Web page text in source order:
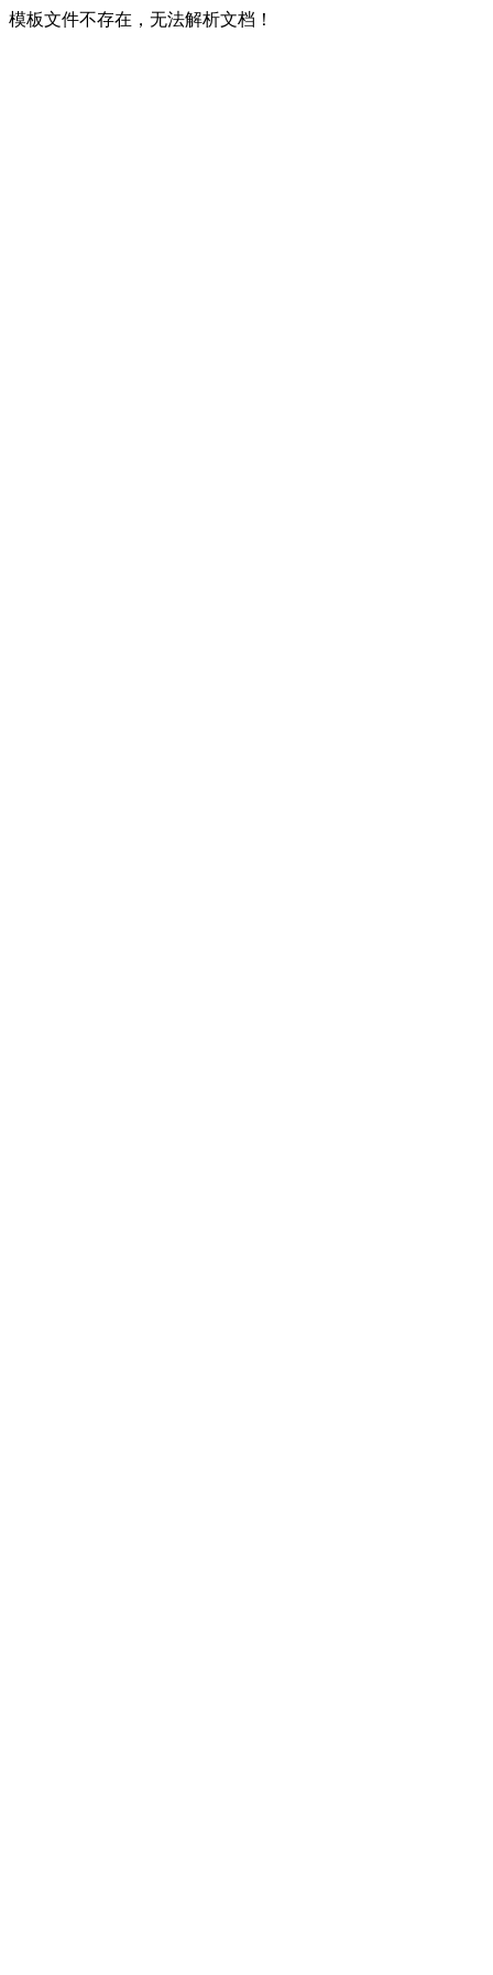
模板文件不存在，无法解析文档！